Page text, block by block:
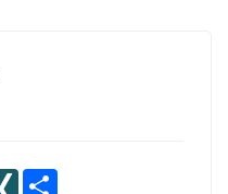
XING